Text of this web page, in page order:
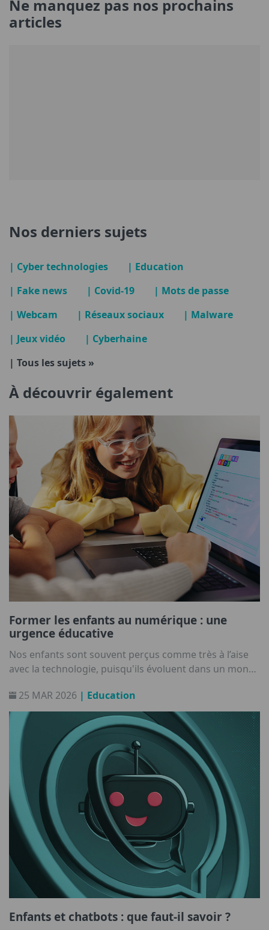
Ne manquez pas nos prochains
articles
Nos derniers sujets
| Cyber technologies
| Education
| Fake news
| Covid-19
| Mots de passe
| Webcam
| Réseaux sociaux
| Malware
| Jeux vidéo
| Cyberhaine
| Tous les sujets »
À découvrir également
Former les enfants au numérique : une
urgence éducative
Nos enfants sont souvent perçus comme très à l’aise
avec la technologie, puisqu'ils évoluent dans un monde
omniprésents.
25 MAR 2026 | Education
Enfants et chatbots : que faut-il savoir ?